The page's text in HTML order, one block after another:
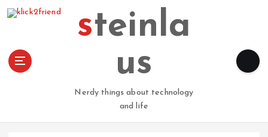
steinla
us
Nerdy things about technology
and life